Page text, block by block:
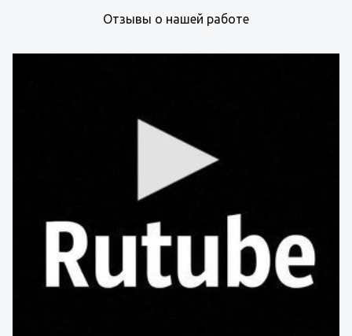
Отзывы о нашей работе